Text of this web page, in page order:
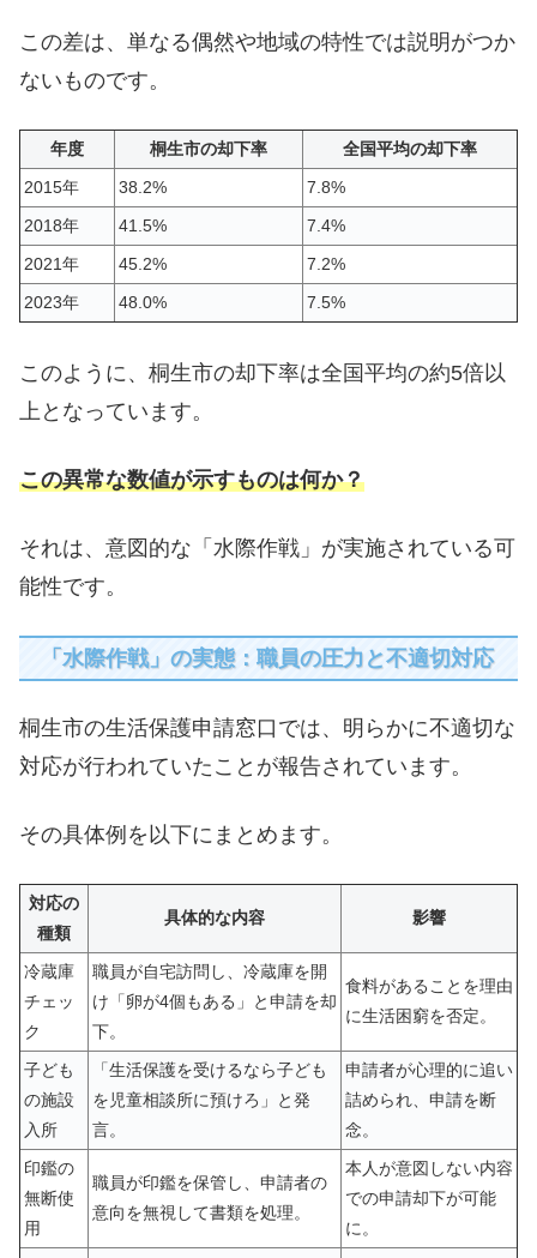
この差は、単なる偶然や地域の特性では説明がつか
ないものです。
年度 桐生市の却下率
全国平均の却下率
2015年
38.2%
7.8%
2018年
41.5%
7.4%
2021年
45.2%
7.2%
2023年
48.0% 7.5%
このように、桐生市の却下率は全国平均の約5倍以
上となっています。
この異常な数値が示すものは何か？
それは、意図的な「水際作戦」が実施されている可
能性です。
「水際作戦」の実態：職員の圧力と不適切対応
桐生市の生活保護申請窓口では、明らかに不適切な
対応が行われていたことが報告されています。
その具体例を以下にまとめます。
対応の
種類
具体的な内容 影響
冷蔵庫
チェッ
ク
職員が自宅訪問し、冷蔵庫を開
け「卵が4個もある」と申請を却
下。
食料があることを理由
に生活困窮を否定。
子ども
の施設
入所
「生活保護を受けるなら子ども
を児童相談所に預けろ」と発
言。
申請者が心理的に追い
詰められ、申請を断
念。
印鑑の
無断使
用
職員が印鑑を保管し、申請者の
意向を無視して書類を処理。
本人が意図しない内容
での申請却下が可能
に。